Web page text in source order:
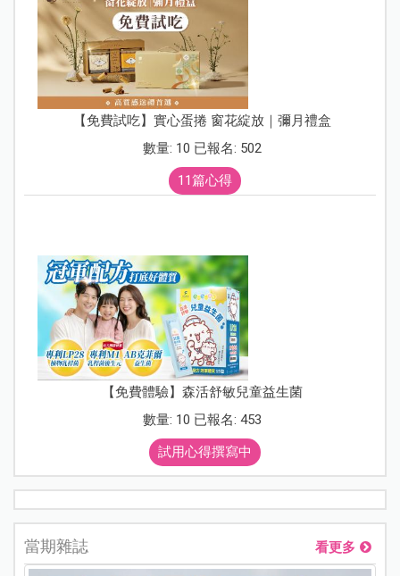
【免費試吃】實心蛋捲 窗花綻放｜彌月禮盒
數量: 10 已報名: 502
11篇心得
【免費體驗】森活舒敏兒童益生菌
數量: 10 已報名: 453
試用心得撰寫中
當期雜誌 看更多